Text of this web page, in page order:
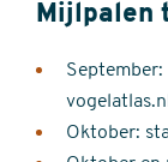
Mijlpalen
Oktober: